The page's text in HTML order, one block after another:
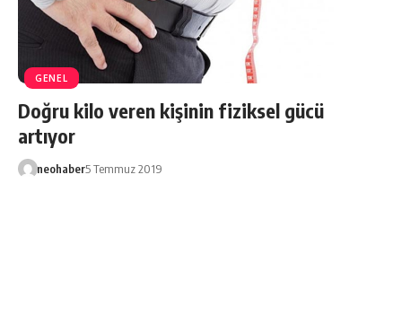
GENEL
Doğru kilo veren kişinin fiziksel gücü
artıyor
neohaber5 Temmuz 2019